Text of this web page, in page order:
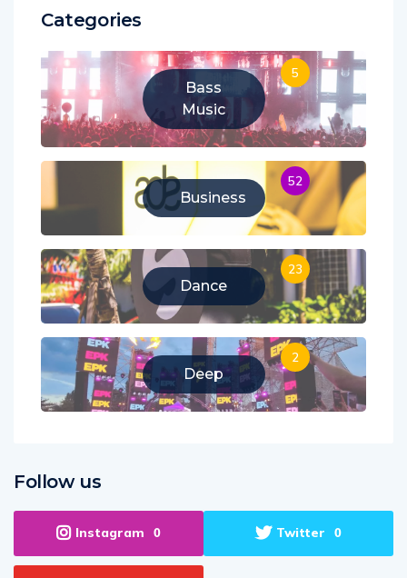
Categories
Bass
Music
5
Business
52
Dance
23
Deep
2
Follow us
Instagram 0 Twitter 0